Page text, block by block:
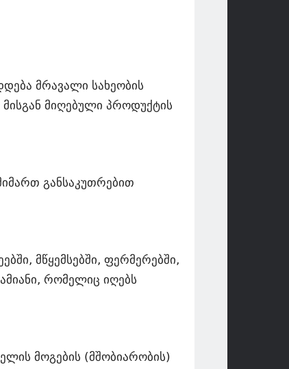
მრავალი სახეობის
მიღებული პროდუქტის
განსაკუთრებით
მწყემსებში, ფერმერებში,
რომელიც იღებს
მოგების (მშობიარობის)